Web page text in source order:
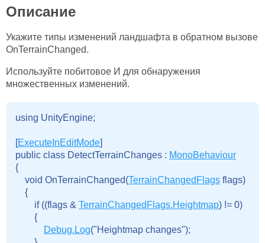
Описание
Укажите типы изменений ландшафта в обратном вызове
OnTerrainChanged.
Используйте побитовое И для обнаружения
множественных изменений.
using UnityEngine;
[ExecuteInEditMode]
public class DetectTerrainChanges : MonoBehaviour
{
    void OnTerrainChanged(
TerrainChangedFlags flags)
    {
        if ((flags &
TerrainChangedFlags.Heightmap) != 0)
        {
Debug.Log("Heightmap changes");